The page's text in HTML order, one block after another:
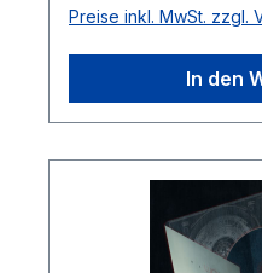
Preise inkl. MwSt. zzgl.
In den